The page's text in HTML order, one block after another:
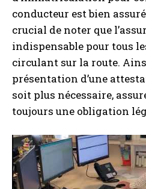
conducteur est bien
crucial de noter que
indispensable pour tous
circulant sur la route.
présentation d’une
soit plus nécessaire,
toujours une obligation